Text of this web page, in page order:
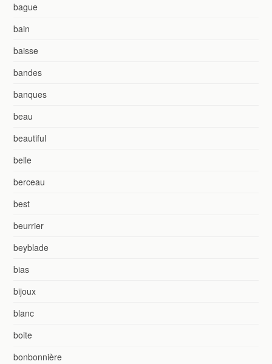
bague
bain
baisse
bandes
banques
beau
beautiful
belle
berceau
best
beurrier
beyblade
bias
bijoux
blanc
boite
bonbonnière